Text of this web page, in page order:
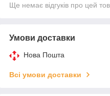
Ще немає відгуків про цей
Умови доставки
Нова Пошта
Всі умови доставки